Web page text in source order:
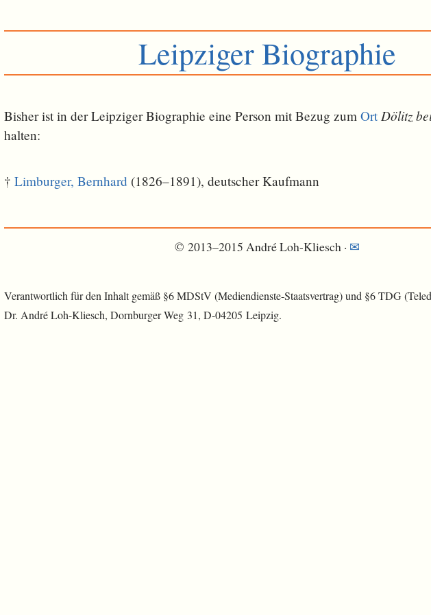
Leipziger Biographie
Bisher ist in der Leipziger Biographie eine Person mit Bezug zum Ort Dölitz
halten:
† Limburger, Bernhard (1826–1891), deutscher Kaufmann
© 2013–2015 André Loh-Kliesch · ✉
Verantwortlich für den Inhalt gemäß §6 MDStV (Mediendienste-Staatsvertrag) und §6 TDG
Dr. André Loh-Kliesch, Dornburger Weg 31, D-04205 Leipzig.